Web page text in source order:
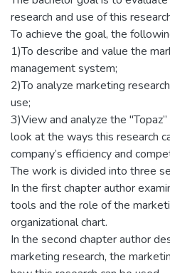
research and use of this
To achieve the goal, the
1)To describe and value the
management system;
2)To analyze marketing
use;
3)View and analyze the
look at the ways this research
company’s efficiency and
The work is divided into three
In the first chapter author
tools and the role of the
organizational chart.
In the second chapter author
marketing research, the